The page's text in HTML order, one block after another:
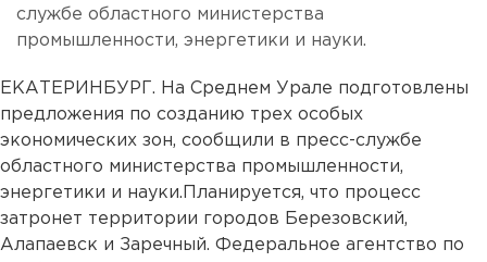
службе областного министерства
промышленности, энергетики и науки.
ЕКАТЕРИНБУРГ. На Среднем Урале подготовлены
предложения по созданию трех особых
экономических зон, сообщили в пресс-службе
областного министерства промышленности,
энергетики и науки.Планируется, что процесс
затронет территории городов Березовский,
Алапаевск и Заречный. Федеральное агентство по